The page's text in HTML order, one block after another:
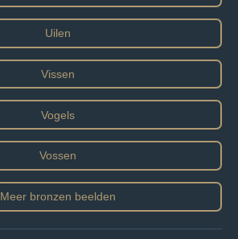
Uilen
Vissen
Vogels
Vossen
Meer bronzen beelden